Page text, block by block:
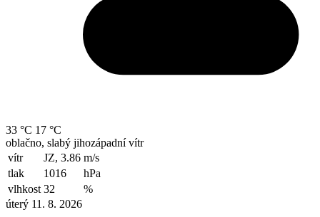
33 °C 17 °C
oblačno, slabý jihozápadní vítr
vítr
JZ, 3.86 m/s
tlak
1016
hPa
vlhkost 32
%
úterý 11. 8. 2026